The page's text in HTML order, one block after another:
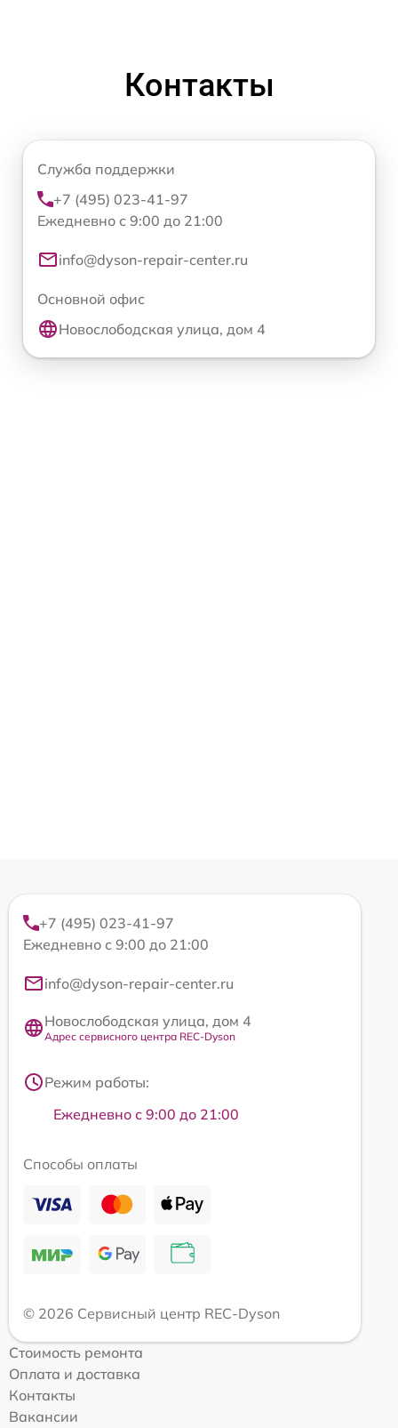
Контакты
Служба поддержки
+7 (495) 023-41-97
Ежедневно с 9:00 до 21:00
info@dyson-repair-center.ru
Основной офис
Новослободская улица, дом 4
+7 (495) 023-41-97
Ежедневно с 9:00 до 21:00
info@dyson-repair-center.ru
Новослободская улица, дом 4
Адрес сервисного центра REC-Dyson
Режим работы:
Ежедневно с 9:00 до 21:00
Способы оплаты
© 2026 Сервисный центр REC-Dyson
Стоимость ремонта
Оплата и доставка
Контакты
Вакансии